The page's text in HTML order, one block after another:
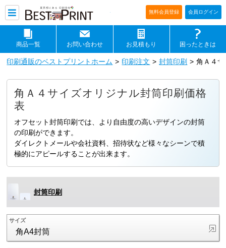
印刷通販ベストプリントベストプリ
無料会員登録 会員ログイン
商品一覧 お問い合わせ お見積もり 困ったときは
印刷通販のベストプリントホーム 印刷注文 封筒印刷 角Ａ４
角Ａ４サイズオリジナル封筒印刷価格
表
オフセット封筒印刷では、より自由度の高いデザインの封筒
の印刷ができます。
ダイレクトメールや会社資料、招待状など様々なシーンで積
極的にアピールすることが出来ます。
封筒印刷
サイズ
角A4封筒